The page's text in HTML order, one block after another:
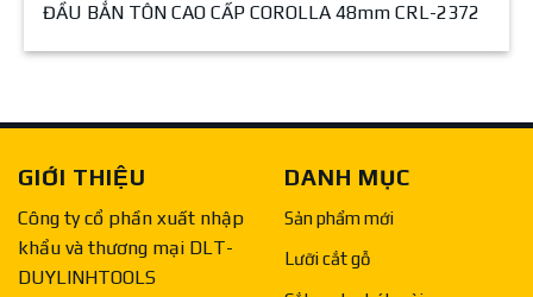
ĐẦU BẮN TÔN CAO CẤP COROLLA 48mm CRL-2372
GIỚI THIỆU
Công ty cổ phần xuất nhập
khẩu và thương mại DLT-
DUYLINHTOOLS
DANH MỤC
Sản phẩm mới
Lưỡi cắt gỗ